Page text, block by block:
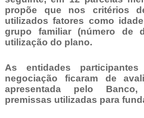
propõe que nos critérios
utilizados fatores como
grupo familiar (número de
utilização do plano.
As entidades
negociação ficaram de
apresentada pelo
premissas utilizadas para